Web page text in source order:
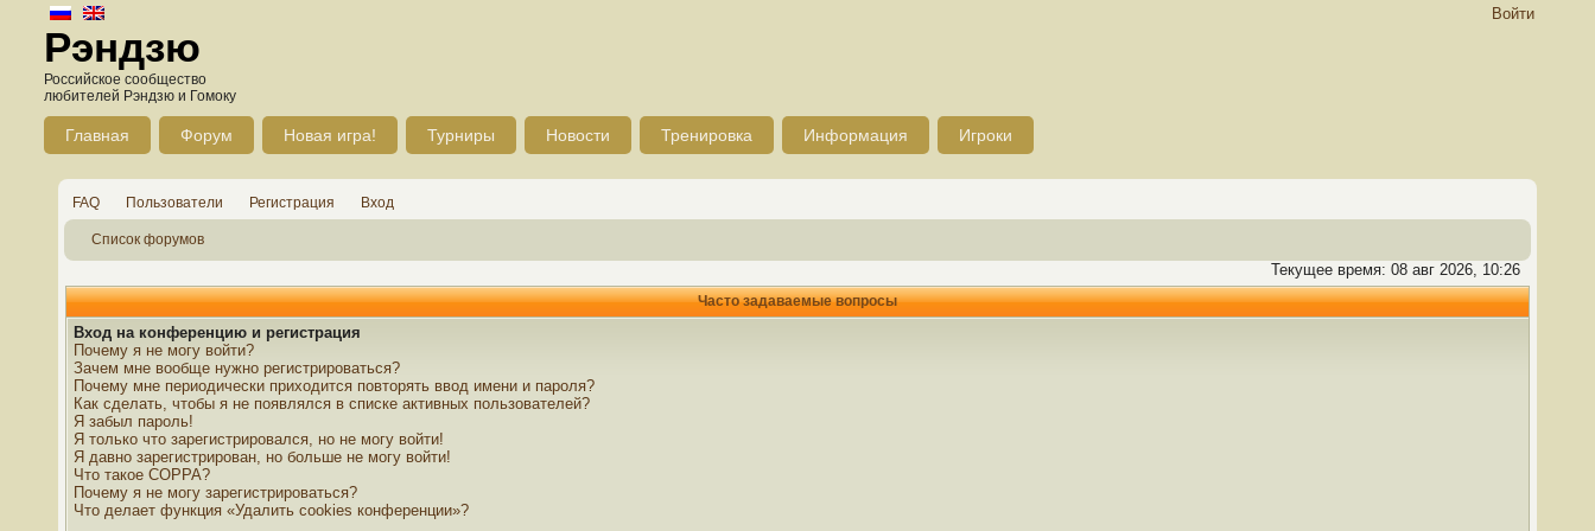
Войти
Рэндзю
Российское сообщество
любителей Рэндзю и Гомоку
Главная Форум Новая игра! Турниры Новости Тренировка Информация Игроки
FAQ Пользователи Регистрация Вход
Список форумов
Текущее время: 08 авг 2026, 10:26
Часто задаваемые вопросы
Вход на конференцию и регистрация
Почему я не могу войти?
Зачем мне вообще нужно регистрироваться?
Почему мне периодически приходится повторять ввод имени и пароля?
Как сделать, чтобы я не появлялся в списке активных пользователей?
Я забыл пароль!
Я только что зарегистрировался, но не могу войти!
Я давно зарегистрирован, но больше не могу войти!
Что такое COPPA?
Почему я не могу зарегистрироваться?
Что делает функция «Удалить cookies конференции»?